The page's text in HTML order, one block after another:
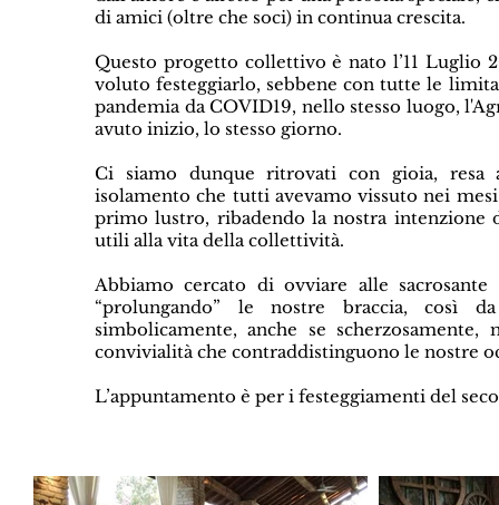
di amici (oltre che soci) in continua crescita.
Questo progetto collettivo è nato l’11 Luglio
voluto festeggiarlo, sebbene con tutte le
pandemia da COVID19, nello stesso luogo,
avuto inizio, lo stesso giorno.
Ci siamo dunque ritrovati con gioia,
isolamento che tutti avevamo vissuto nei
primo lustro, ribadendo la nostra intenzione
utili alla vita della collettività.
Abbiamo cercato di ovviare alle
“prolungando” le nostre braccia, così
simbolicamente, anche se
convivialità che contraddistinguono le nostre
L’appuntamento è per i festeggiamenti del